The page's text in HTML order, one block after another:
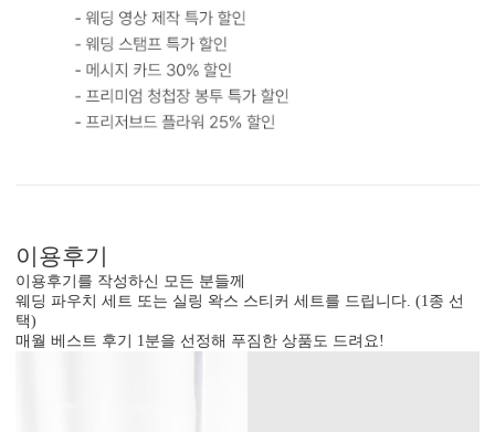
봉투 인쇄
이용후기
이용후기를 작성하신 모든 분들께
웨딩 파우치 세트 또는 실링 왁스 스티커 세트를 드립니다. (1종 선
택)
매월 베스트 후기 1분을 선정해 푸짐한 상품도 드려요!